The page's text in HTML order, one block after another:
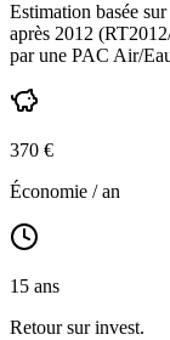
Estimation basée
après 2012
par une PAC Air/
370 €
Économie / an
15 ans
Retour sur invest.